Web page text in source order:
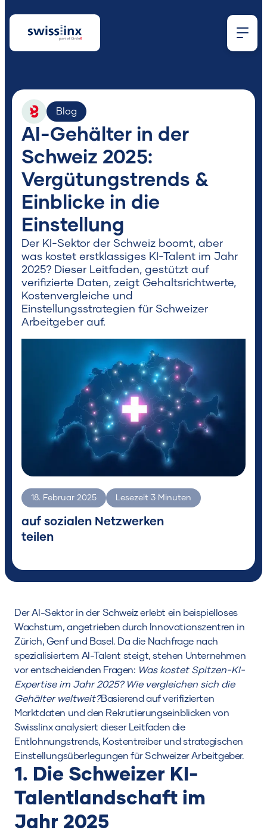
Wonach
suchst
du?
Suchen
Blog
AI-Gehälter in der
Schweiz 2025:
Vergütungstrends &
Einblicke in die
Einstellung
Der KI-Sektor der Schweiz boomt, aber
was kostet erstklassiges KI-Talent im Jahr
2025? Dieser Leitfaden, gestützt auf
verifizierte Daten, zeigt Gehaltsrichtwerte,
Kostenvergleiche und
Einstellungsstrategien für Schweizer
Arbeitgeber auf.
18. Februar 2025 Lesezeit 3 Minuten
auf sozialen Netzwerken
teilen
Der AI-Sektor in der Schweiz erlebt ein beispielloses
Wachstum, angetrieben durch Innovationszentren in
Zürich, Genf und Basel. Da die Nachfrage nach
spezialisiertem AI-Talent steigt, stehen Unternehmen
vor entscheidenden Fragen: Was kostet Spitzen-KI-
Expertise im Jahr 2025? Wie vergleichen sich die
Gehälter weltweit?Basierend auf verifizierten
Marktdaten und den Rekrutierungseinblicken von
Swisslinx analysiert dieser Leitfaden die
Entlohnungstrends, Kostentreiber und strategischen
Einstellungsüberlegungen für Schweizer Arbeitgeber.
1. Die Schweizer KI-
Talentlandschaft im
Jahr 2025